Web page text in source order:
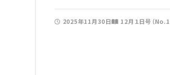
2025年11月30日 12月１日号（